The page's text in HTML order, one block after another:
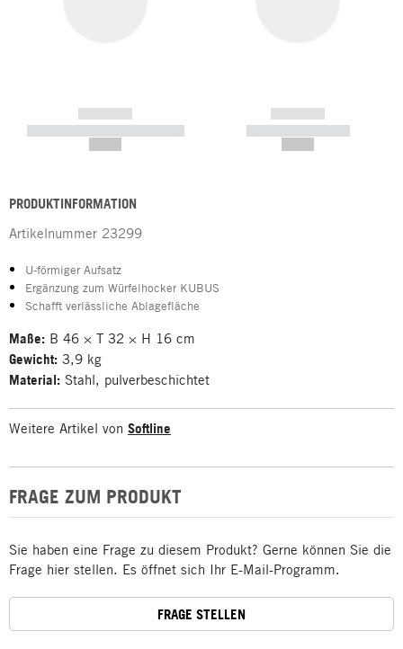
------------
----------- ----------- -----------
------------
----------- -----------
PRODUKTINFORMATION
Artikelnummer 23299
U-förmiger Aufsatz
Ergänzung zum Würfelhocker KUBUS
Schafft verlässliche Ablagefläche
Maße: B 46 × T 32 × H 16 cm
Gewicht: 3,9 kg
Material: Stahl, pulverbeschichtet
Weitere Artikel von Softline
FRAGE ZUM PRODUKT
Sie haben eine Frage zu diesem Produkt? Gerne können Sie die
Frage hier stellen. Es öffnet sich Ihr E-Mail-Programm.
FRAGE STELLEN